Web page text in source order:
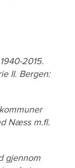
2015.
II. Bergen:
Næss m.fl.
gjennom